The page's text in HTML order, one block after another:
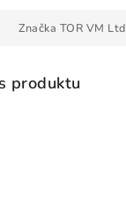
Značka TOR VM Ltd
produktu